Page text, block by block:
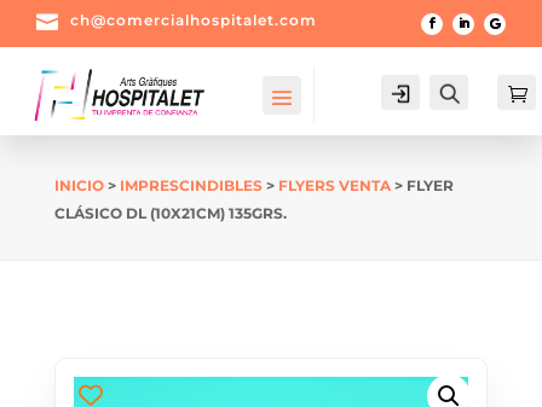
 ch@comercialhospitalet.com
Login Buscar
INICIO> IMPRESCINDIBLES> FLYERS VENTA> FLYER
CLÁSICO DL (10X21CM) 135GRS.